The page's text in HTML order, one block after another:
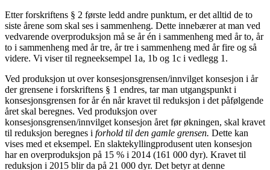
Etter forskriftens § 2 første ledd andre punktum, er det alltid de to
siste årene som skal ses i sammenheng. Dette innebærer at man ved
vedvarende overproduksjon må se år én i sammenheng med år to, år
to i sammenheng med år tre, år tre i sammenheng med år fire og så
videre. Vi viser til regneeksempel 1a, 1b og 1c i vedlegg 1.
Ved produksjon ut over konsesjonsgrensen/innvilget konsesjon i år
der grensene i forskriftens § 1 endres, tar man utgangspunkt i
konsesjonsgrensen for år én når kravet til reduksjon i det påfølgende
året skal beregnes. Ved produksjon over
konsesjonsgrensen/innvilget konsesjon året før økningen, skal kravet
til reduksjon beregnes i forhold til den gamle grensen. Dette kan
vises med et eksempel. En slaktekyllingprodusent uten konsesjon
har en overproduksjon på 15 % i 2014 (161 000 dyr). Kravet til
reduksjon i 2015 blir da på 21 000 dyr. Det betyr at denne